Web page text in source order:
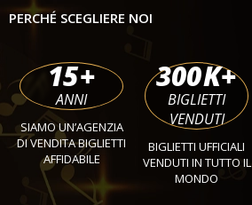
PERCHÉ SCEGLIERE NOI
15+
ANNI
SIAMO UN’AGENZIA
DI VENDITA BIGLIETTI
AFFIDABILE
300K+
BIGLIETTI
VENDUTI
BIGLIETTI UFFICIALI
VENDUTI IN TUTTO IL
MONDO